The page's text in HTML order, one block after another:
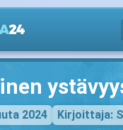
2024 Kirjoittaja: